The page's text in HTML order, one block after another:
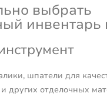
выбрать
инвентарь
шпатели для
других отделочных